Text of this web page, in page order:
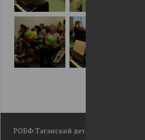
РОБФ Таганский детский фонд